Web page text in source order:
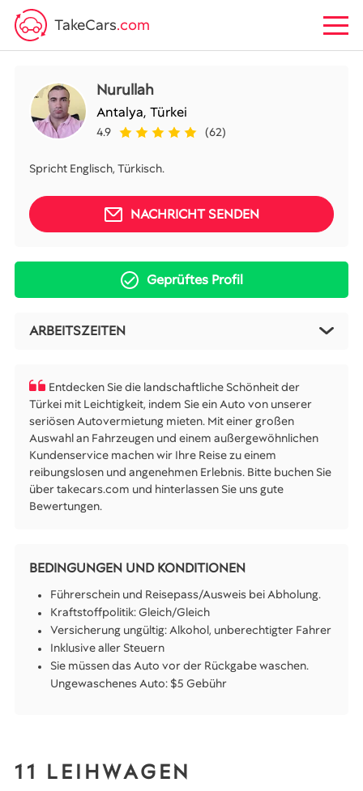
TakeCars.com
Nurullah
Antalya, Türkei
4.9 (62)
Spricht Englisch, Türkisch.
NACHRICHT SENDEN
Geprüftes Profil
ARBEITSZEITEN
Entdecken Sie die landschaftliche Schönheit der
Türkei mit Leichtigkeit, indem Sie ein Auto von unserer
seriösen Autovermietung mieten. Mit einer großen
Auswahl an Fahrzeugen und einem außergewöhnlichen
Kundenservice machen wir Ihre Reise zu einem
reibungslosen und angenehmen Erlebnis. Bitte buchen Sie
über takecars.com und hinterlassen Sie uns gute
Bewertungen.
BEDINGUNGEN UND KONDITIONEN
Führerschein und Reisepass/Ausweis bei Abholung.
Kraftstoffpolitik: Gleich/Gleich
Versicherung ungültig: Alkohol, unberechtigter Fahrer
Inklusive aller Steuern
Sie müssen das Auto vor der Rückgabe waschen.
Ungewaschenes Auto: $5 Gebühr
11 LEIHWAGEN